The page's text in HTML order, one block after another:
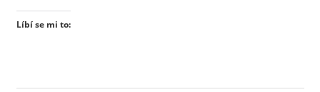
Líbí se mi to: